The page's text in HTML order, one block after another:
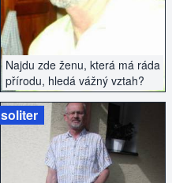
Najdu zde ženu, která má ráda
přírodu, hledá vážný vztah?
soliter